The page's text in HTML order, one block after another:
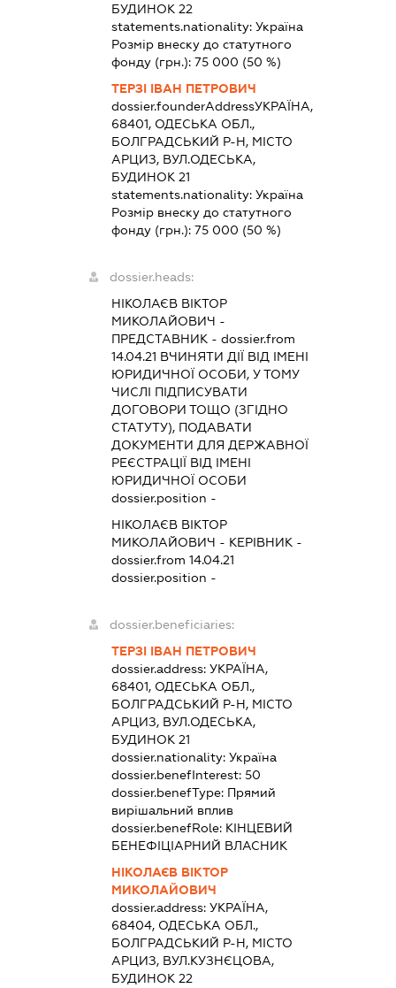
БУДИНОК 22
statements.nationality:Україна
Розмір внеску до статутного
фонду (грн.):75 000 (50 %)
ТЕРЗІ ІВАН ПЕТРОВИЧ
dossier.founderAddressУКРАЇНА,
68401, ОДЕСЬКА ОБЛ.,
БОЛГРАДСЬКИЙ Р-Н, МІСТО
АРЦИЗ, ВУЛ.ОДЕСЬКА,
БУДИНОК 21
statements.nationality:Україна
Розмір внеску до статутного
фонду (грн.):75 000 (50 %)
dossier.heads:
НІКОЛАЄВ ВІКТОР
МИКОЛАЙОВИЧ -
ПРЕДСТАВНИК - dossier.from
14.04.21 ВЧИНЯТИ ДІЇ ВІД ІМЕНІ
ЮРИДИЧНОЇ ОСОБИ, У ТОМУ
ЧИСЛІ ПІДПИСУВАТИ
ДОГОВОРИ ТОЩО (ЗГІДНО
СТАТУТУ), ПОДАВАТИ
ДОКУМЕНТИ ДЛЯ ДЕРЖАВНОЇ
РЕЄСТРАЦІЇ ВІД ІМЕНІ
ЮРИДИЧНОЇ ОСОБИ
dossier.position -
НІКОЛАЄВ ВІКТОР
МИКОЛАЙОВИЧ - КЕРІВНИК -
dossier.from 14.04.21
dossier.position -
dossier.beneficiaries:
ТЕРЗІ ІВАН ПЕТРОВИЧ
dossier.address:УКРАЇНА,
68401, ОДЕСЬКА ОБЛ.,
БОЛГРАДСЬКИЙ Р-Н, МІСТО
АРЦИЗ, ВУЛ.ОДЕСЬКА,
БУДИНОК 21
dossier.nationality:Україна
dossier.benefInterest:50
dossier.benefType: Прямий
вирішальний вплив
dossier.benefRole: КІНЦЕВИЙ
БЕНЕФІЦІАРНИЙ ВЛАСНИК
НІКОЛАЄВ ВІКТОР
МИКОЛАЙОВИЧ
dossier.address:УКРАЇНА,
68404, ОДЕСЬКА ОБЛ.,
БОЛГРАДСЬКИЙ Р-Н, МІСТО
АРЦИЗ, ВУЛ.КУЗНЄЦОВА,
БУДИНОК 22